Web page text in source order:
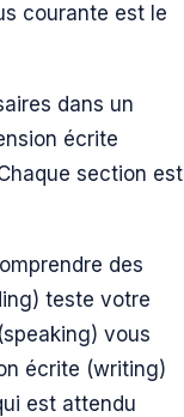
courante est le
dans un
écrite
section est
des
teste votre
vous
écrite (writing)
est attendu